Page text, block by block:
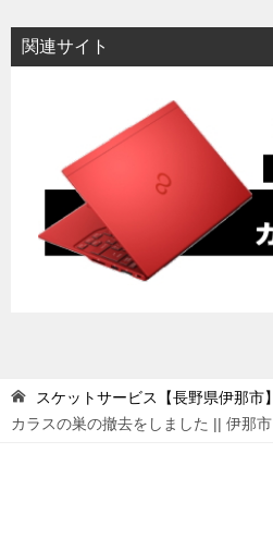
関連サイト
スケットサービス【長野県伊那市】
カラスの巣の撤去をしました || 伊那市